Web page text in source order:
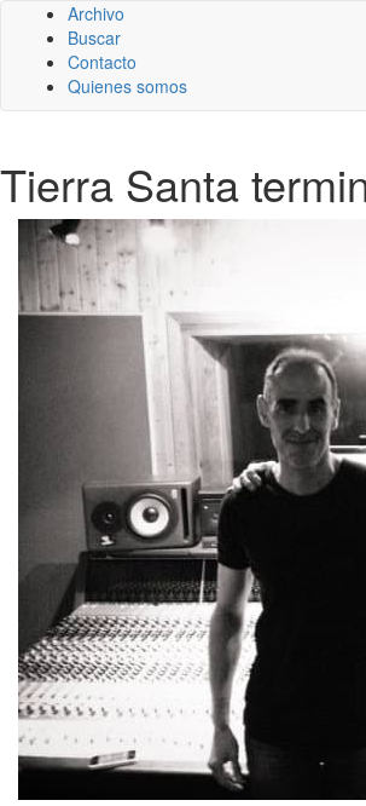
Archivo
Buscar
Contacto
Quienes somos
Tierra Santa